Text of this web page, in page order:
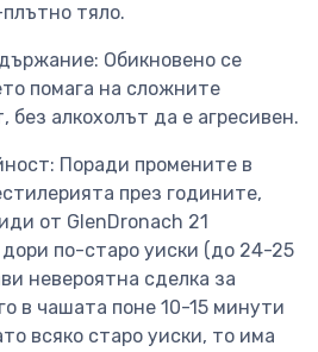
тяло.
Обикновено се
помага на сложните
без алкохолът да е агресивен.
Поради промените в
през годините,
от GlenDronach 21
по-старо уиски (до 24-25
невероятна сделка за
в чашата поне 10-15 минути
всяко старо уиски, то има